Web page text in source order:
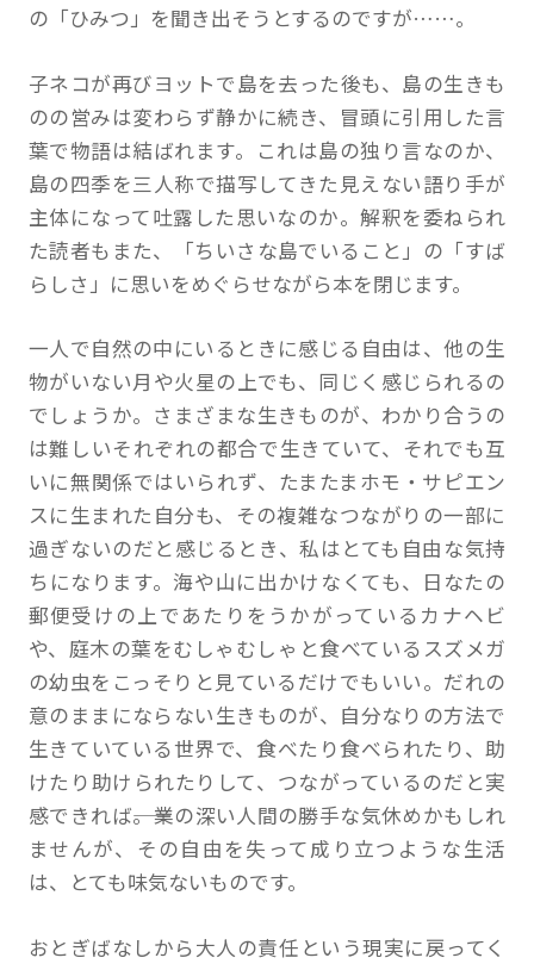
の「ひみつ」を聞き出そうとするのですが……。
子ネコが再びヨットで島を去った後も、島の生きも
のの営みは変わらず静かに続き、冒頭に引用した言
葉で物語は結ばれます。これは島の独り言なのか、
島の四季を三人称で描写してきた見えない語り手が
主体になって吐露した思いなのか。解釈を委ねられ
た読者もまた、「ちいさな島でいること」の「すば
らしさ」に思いをめぐらせながら本を閉じます。
一人で自然の中にいるときに感じる自由は、他の生
物がいない月や火星の上でも、同じく感じられるの
でしょうか。さまざまな生きものが、わかり合うの
は難しいそれぞれの都合で生きていて、それでも互
いに無関係ではいられず、たまたまホモ・サピエン
スに生まれた自分も、その複雑なつながりの一部に
過ぎないのだと感じるとき、私はとても自由な気持
ちになります。海や山に出かけなくても、日なたの
郵便受けの上であたりをうかがっているカナヘビ
や、庭木の葉をむしゃむしゃと食べているスズメガ
の幼虫をこっそりと見ているだけでもいい。だれの
意のままにならない生きものが、自分なりの方法で
生きていている世界で、食べたり食べられたり、助
けたり助けられたりして、つながっているのだと実
感できれば――。業の深い人間の勝手な気休めかもしれ
ませんが、その自由を失って成り立つような生活
は、とても味気ないものです。
おとぎばなしから大人の責任という現実に戻ってく